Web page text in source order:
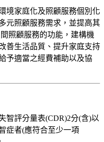
境家庭化及照顧服務個別化
元照顧服務需求，並提高其
照顧服務的功能，建構機
善生活品質、提升家庭支持
予適當之經費補助以及協
智評分量表(CDR)2分(含)以
症者(應符合至少一項